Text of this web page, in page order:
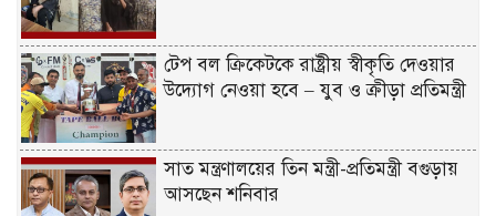
টেপ বল ক্রিকেটকে রাষ্ট্রীয় স্বীকৃতি দেওয়ার
উদ্যোগ নেওয়া হবে – যুব ও ক্রীড়া প্রতিমন্ত্রী
সাত মন্ত্রণালয়ের তিন মন্ত্রী-প্রতিমন্ত্রী বগুড়ায়
আসছেন শনিবার